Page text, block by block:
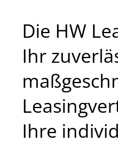
Die HW
Ihr
Ihre